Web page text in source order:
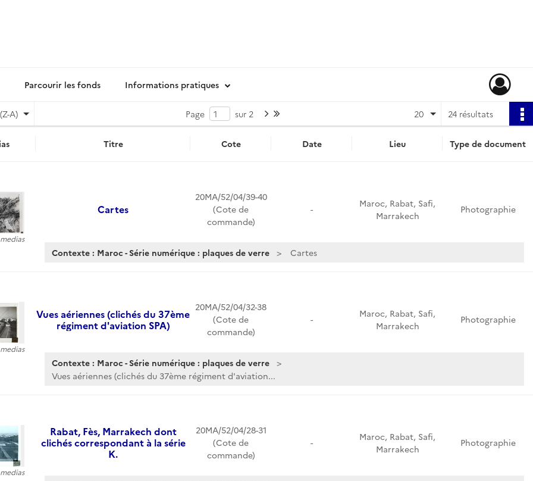
Parcourir les fonds Informations pratiques
A) Page sur 2 Page suivante : 1/2 24 résultats
20
Titre Cote Date Lieu Type de document
Cartes
20MA/52/04/39-40
(Cote de
commande)
-
Maroc, Rabat, Safi,
Marrakech
Photographie
Contexte : Maroc - Série numérique : plaques de verre Cartes
Vues aériennes (clichés du 37ème
régiment d'aviation SPA)
20MA/52/04/32-38
(Cote de
commande)
-
Maroc, Rabat, Safi,
Marrakech
Photographie
Contexte : Maroc - Série numérique : plaques de verre
Vues aériennes (clichés du 37ème régiment d'aviation...
Rabat, Fès, Marrakech dont
clichés correspondant à la série
K.
20MA/52/04/28-31
(Cote de
commande)
-
Maroc, Rabat, Safi,
Marrakech
Photographie